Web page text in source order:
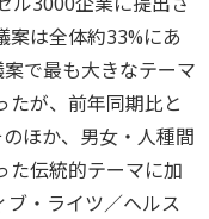
案は全体約33%にあ
で最も大きなテーマ
たが、前年同期比と
ほか、男女・人種間
た伝統的テーマに加
ブ・ライツ／ヘルス